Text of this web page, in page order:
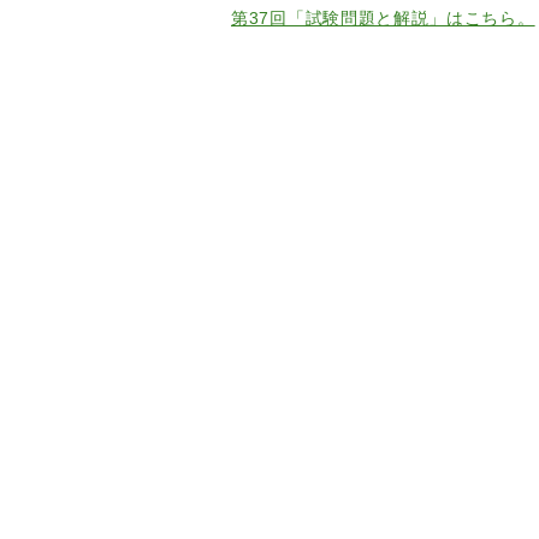
第37回「試験問題と解説」はこちら。